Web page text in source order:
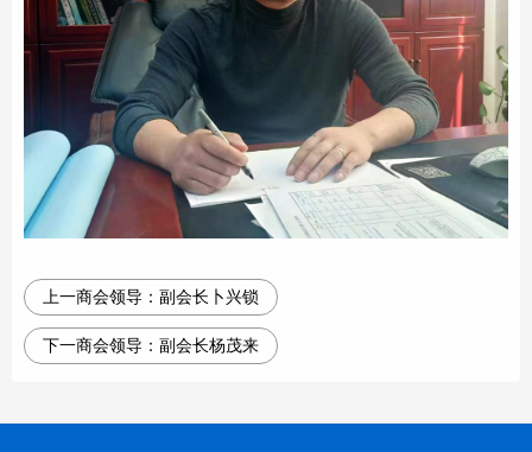
上一商会领导： 副会长卜兴锁
下一商会领导： 副会长杨茂来